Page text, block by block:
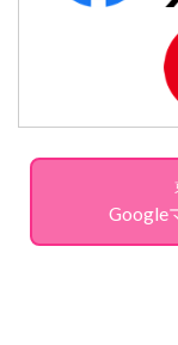
Google